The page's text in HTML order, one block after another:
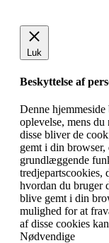
Luk
Beskyttelse af
Denne
oplevelse, mens
disse bliver de
gemt i din browser,
grundlæggende
tredjepartscookies,
hvordan du bruger
blive gemt i din
mulighed for at
af disse cookies
Nødvendige